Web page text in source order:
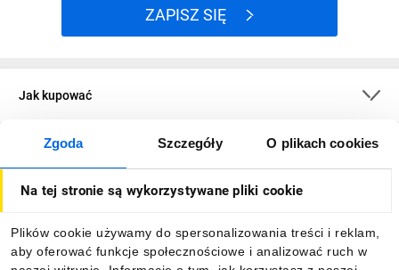
Zgoda Szczegóły O plikach cookies
Na tej stronie są wykorzystywane pliki cookie
Plików cookie używamy do spersonalizowania treści i reklam,
aby oferować funkcje społecznościowe i analizować ruch w
ZAPISZ SIĘ
Jak kupować
O firmie
Informacje